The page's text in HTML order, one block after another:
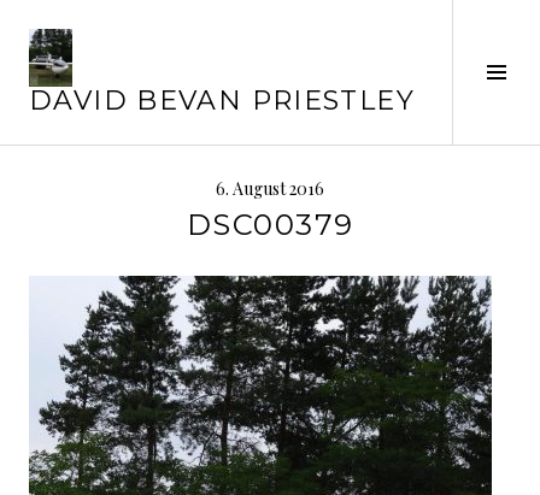
zum
Inhalt
DAVID BEVAN PRIESTLEY
6. August 2016
DSC00379